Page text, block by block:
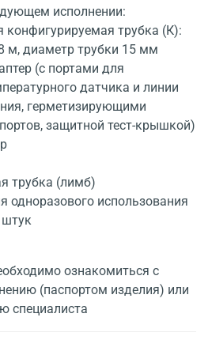
исполнении:
конфигурируемая трубка (К):
м, диаметр трубки 15 мм
(с портами для
датчика и линии
герметизирующими
защитной тест-крышкой)
трубка (лимб)
одноразового использования
штук
ознакомиться с
(паспортом изделия) или
специалиста